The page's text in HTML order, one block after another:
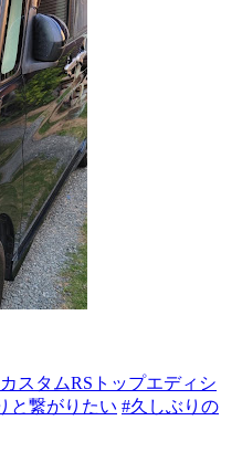
スタムRSトップエディシ
と繋がりたい #久しぶりの